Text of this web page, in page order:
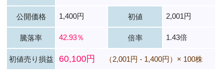
公開価格 1,400円 初値 2,001円
騰落率 42.93％ 倍率 1.43倍
初値売り損益 60,100円 （2,001円 - 1,400円）× 100株